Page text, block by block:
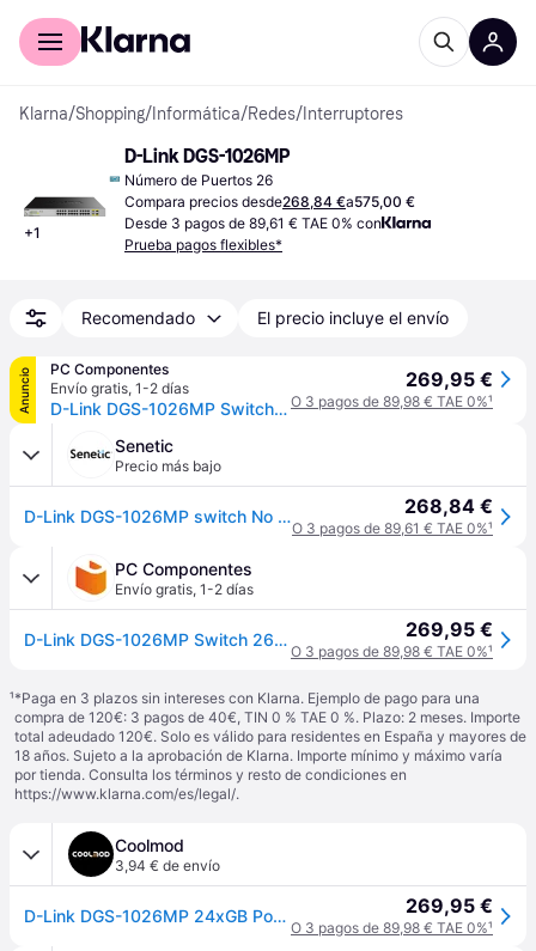
Comprar con Klarna
Klarna/Shopping/ Informática/Redes/ Interruptores
+1
D-Link DGS-1026MP
Número de Puertos 26
Compara precios desde268,84 €a575,00 €
Desde 3 pagos de 89,61 € TAE 0% con
Prueba pagos flexibles*
Recomendado El precio incluye el envío
Anuncio
PC Componentes
Envío gratis, 1-2 días
D-Link DGS-1026MP Switch 26 Puertos Gigabit
269,95 €
O 3 pagos de 89,98 € TAE 0%¹
Senetic
Precio más bajo
D-Link DGS-1026MP switch No administrado Gigabit Ethernet DGS-1026MP 268,84 €
O 3 pagos de 89,61 € TAE 0%¹
PC Componentes
Envío gratis, 1-2 días
D-Link DGS-1026MP Switch 26 Puertos Gigabit 269,95 €
O 3 pagos de 89,98 € TAE 0%¹
¹*Paga en 3 plazos sin intereses con Klarna. Ejemplo de pago para una
compra de 120€: 3 pagos de 40€, TIN 0 % TAE 0 %. Plazo: 2 meses. Importe
total adeudado 120€. Solo es válido para residentes en España y mayores de
18 años. Sujeto a la aprobación de Klarna. Importe mínimo y máximo varía
por tienda. Consulta los términos y resto de condiciones en
https://www.klarna.com/es/legal/.
Coolmod
3,94 € de envío
D-Link DGS-1026MP 24xGB PoE+ 2xSFP - Switch 269,95 €
O 3 pagos de 89,98 € TAE 0%¹